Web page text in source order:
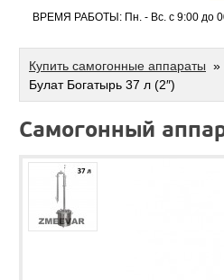
ВРЕМЯ РАБОТЫ: Пн. - Вс. с 9:00 до
Купить самогонные аппараты »
Булат Богатырь 37 л (2″)
Самогонный